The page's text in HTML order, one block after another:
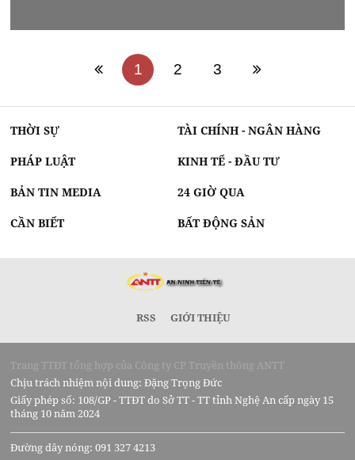
1 2 3
THỜI SỰ TÀI CHÍNH - NGÂN HÀNG
PHÁP LUẬT KINH TẾ - ĐẦU TƯ
BẢN TIN MEDIA 24 GIỜ QUA
CẦN BIẾT BẤT ĐỘNG SẢN
RSS GIỚI THIỆU
Trang TTĐT tổng hợp của Công ty CP Truyền thông ANTT
Chịu trách nhiệm nội dung: Đặng Trọng Đức
Giấy phép số: 108/GP - TTĐT do Sở TT - TT tỉnh Nghệ An cấp ngày 15
tháng 10 năm 2024
Đường dây nóng: 091 327 4213